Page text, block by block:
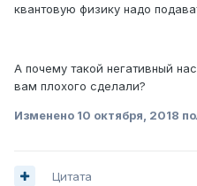
квантовую физику надо
А почему такой негативный
вам плохого сделали?
Изменено 10 октября, 2018
Цитата